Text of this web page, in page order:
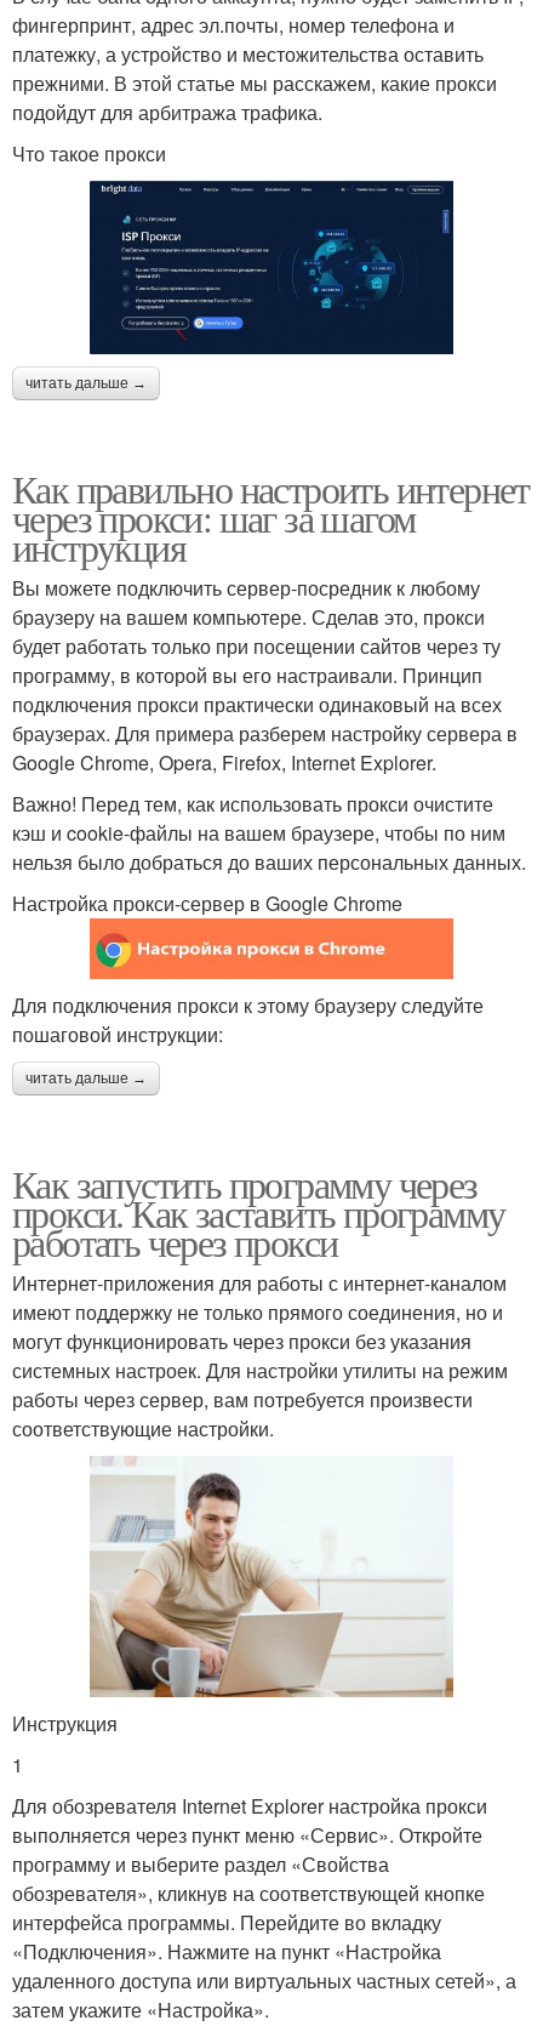
фингерпринт, адрес эл.почты, номер телефона и
платежку, а устройство и местожительства оставить
прежними. В этой статье мы расскажем, какие прокси
подойдут для арбитража трафика.
Что такое прокси
читать дальше →
Как правильно настроить интернет
через прокси: шаг за шагом
инструкция
Вы можете подключить сервер-посредник к любому
браузеру на вашем компьютере. Сделав это, прокси
будет работать только при посещении сайтов через ту
программу, в которой вы его настраивали. Принцип
подключения прокси практически одинаковый на всех
браузерах. Для примера разберем настройку сервера в
Google Chrome, Opera, Firefox, Internet Explorer.
Важно! Перед тем, как использовать прокси очистите
кэш и cookie-файлы на вашем браузере, чтобы по ним
нельзя было добраться до ваших персональных данных.
Настройка прокси-сервер в Google Chrome
Для подключения прокси к этому браузеру следуйте
пошаговой инструкции:
читать дальше →
Как запустить программу через
прокси. Как заставить программу
работать через прокси
Интернет-приложения для работы с интернет-каналом
имеют поддержку не только прямого соединения, но и
могут функционировать через прокси без указания
системных настроек. Для настройки утилиты на режим
работы через сервер, вам потребуется произвести
соответствующие настройки.
Инструкция
1
Для обозревателя Internet Explorer настройка прокси
выполняется через пункт меню «Сервис». Откройте
программу и выберите раздел «Свойства
обозревателя», кликнув на соответствующей кнопке
интерфейса программы. Перейдите во вкладку
«Подключения». Нажмите на пункт «Настройка
удаленного доступа или виртуальных частных сетей», а
затем укажите «Настройка».